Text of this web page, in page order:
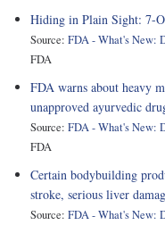
Hiding in Plain Sight: 7-
Source: FDA - What's New:
FDA
FDA warns about heavy
unapproved ayurvedic
Source: FDA - What's New:
FDA
Certain bodybuilding
stroke, serious liver
Source: FDA - What's New: